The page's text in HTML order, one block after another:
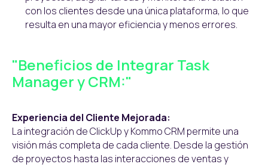
con los clientes desde una única plataforma, lo que
resulta en una mayor eficiencia y menos errores.
"Beneficios de Integrar Task
Manager y CRM:"
Experiencia del Cliente Mejorada:
La integración de ClickUp y Kommo CRM permite una
visión más completa de cada cliente. Desde la gestión
de proyectos hasta las interacciones de ventas y